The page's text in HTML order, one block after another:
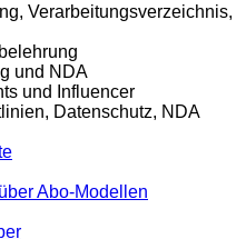
Verarbeitungsverzeichnis,
und NDA
und Influencer
Datenschutz, NDA
Abo-Modellen